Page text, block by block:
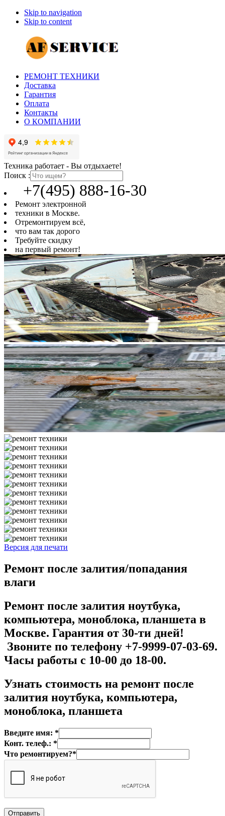
Skip to navigation
Skip to content
РЕМОНТ ТЕХНИКИ
Доставка
Гарантия
Оплата
Контакты
О КОМПАНИИ
Техника работает - Вы отдыхаете!
Поиск :
+7(495) 888-16-30
Ремонт электронной
техники в Москве.
Отремонтируем всё,
что вам так дорого
Требуйте скидку
на первый ремонт!
Версия для печати
Ремонт после залития/попадания
влаги
Ремонт после залития ноутбука,
компьютера, моноблока, планшета в
Москве. Гарантия от 30-ти дней!
Звоните по телефону +7-9999-07-03-69.
Часы работы с 10-00 до 18-00.
Узнать стоимость на ремонт после
залития ноутбука, компьютера,
моноблока, планшета
Введите имя: *
Конт. телеф.: *
Что ремонтируем?*